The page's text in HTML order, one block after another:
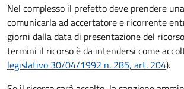
Nel complesso il prefetto deve prendere
comunicarla ad accertatore e ricorrente
giorni dalla data di presentazione del
termini il ricorso è da intendersi come
legislativo 30/04/1992 n. 285, art. 204).